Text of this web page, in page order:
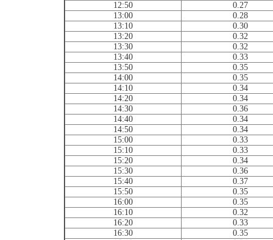
12:50
0.27
13:00
0.28
13:10
0.30
13:20
0.32
13:30
0.32
13:40
0.33
13:50
0.35
14:00
0.35
14:10
0.34
14:20
0.34
14:30
0.36
14:40
0.34
14:50
0.34
15:00
0.33
15:10
0.33
15:20
0.34
15:30
0.36
15:40
0.37
15:50
0.35
16:00
0.35
16:10
0.32
16:20
0.33
16:30
0.35